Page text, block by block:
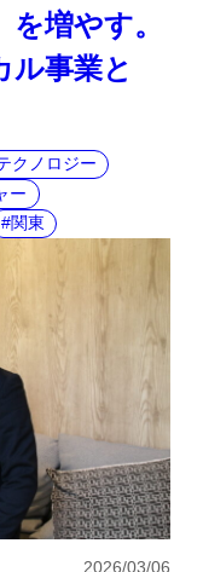
増やす。
ル事業と
クノロジー
ー
関東
2026/03/06